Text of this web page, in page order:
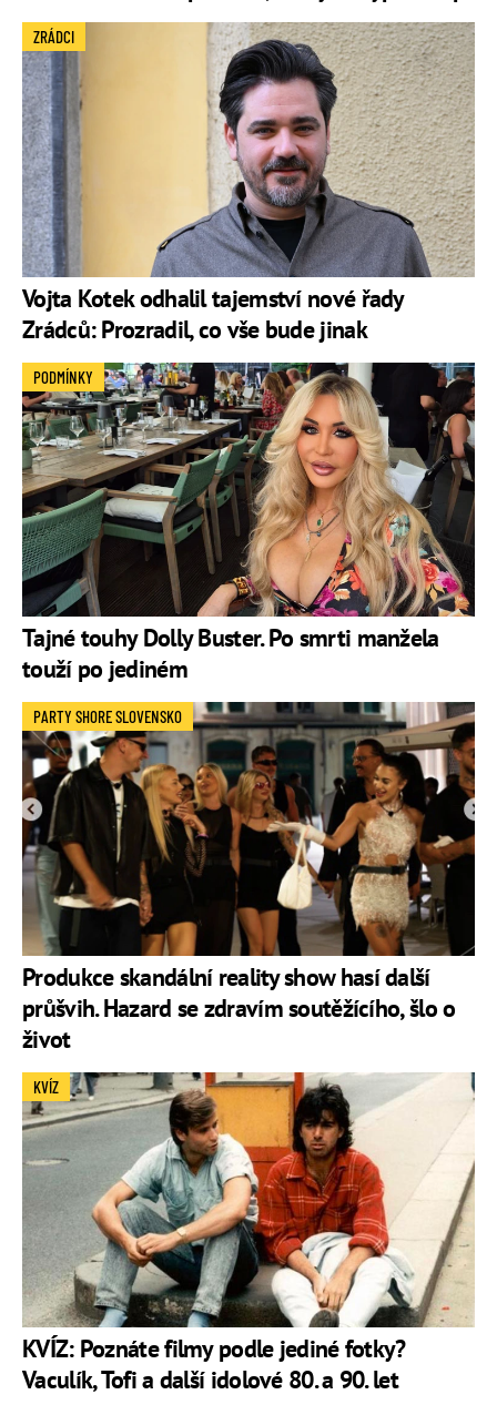
Vojta Kotek odhalil tajemství nové řady
Zrádců: Prozradil, co vše bude jinak
ZRÁDCI
Tajné touhy Dolly Buster. Po smrti manžela
touží po jediném
PODMÍNKY
Produkce skandální reality show hasí další
průšvih. Hazard se zdravím soutěžícího, šlo o
život
PARTY SHORE SLOVENSKO
KVÍZ: Poznáte filmy podle jediné fotky?
Vaculík, Tofi a další idolové 80. a 90. let
KVÍZ